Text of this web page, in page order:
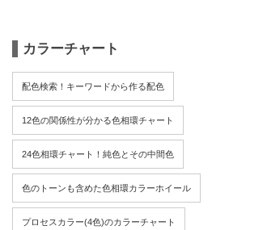
カラーチャート
配色検索！キーワードから作る配色
12色の関係性が分かる色相環チャート
24色相環チャート！純色とその中間色
色のトーンも含めた色相環カラーホイール
プロセスカラー(4色)のカラーチャート